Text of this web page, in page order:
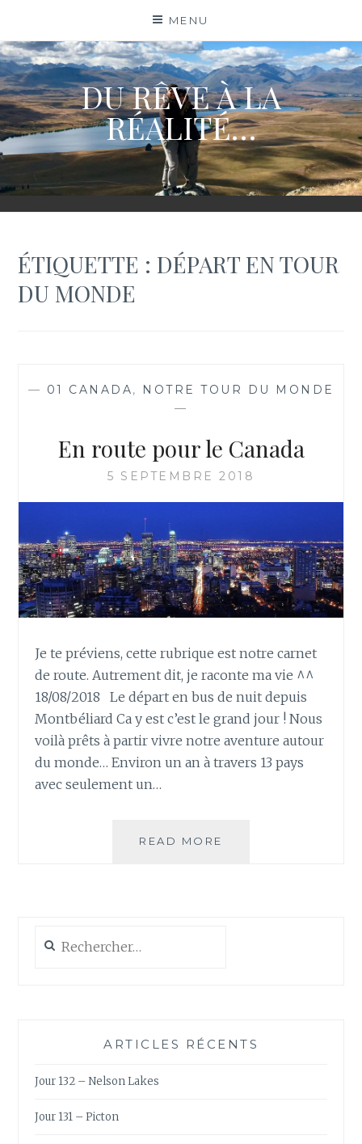
content
MENU
DU RÊVE À LA
RÉALITÉ…
ÉTIQUETTE :DÉPART EN TOUR
DU MONDE
— 01 CANADA,
NOTRE TOUR DU MONDE
—
En route pour le Canada
5 SEPTEMBRE 2018
Je te préviens, cette rubrique est notre carnet
de route. Autrement dit, je raconte ma vie ^^
18/08/2018 Le départ en bus de nuit depuis
Montbéliard Ca y est c’est le grand jour ! Nous
voilà prêts à partir vivre notre aventure autour
du monde… Environ un an à travers 13 pays
avec seulement un…
READ MORE
ARTICLES RÉCENTS
Jour 132 – Nelson Lakes
Jour 131 – Picton